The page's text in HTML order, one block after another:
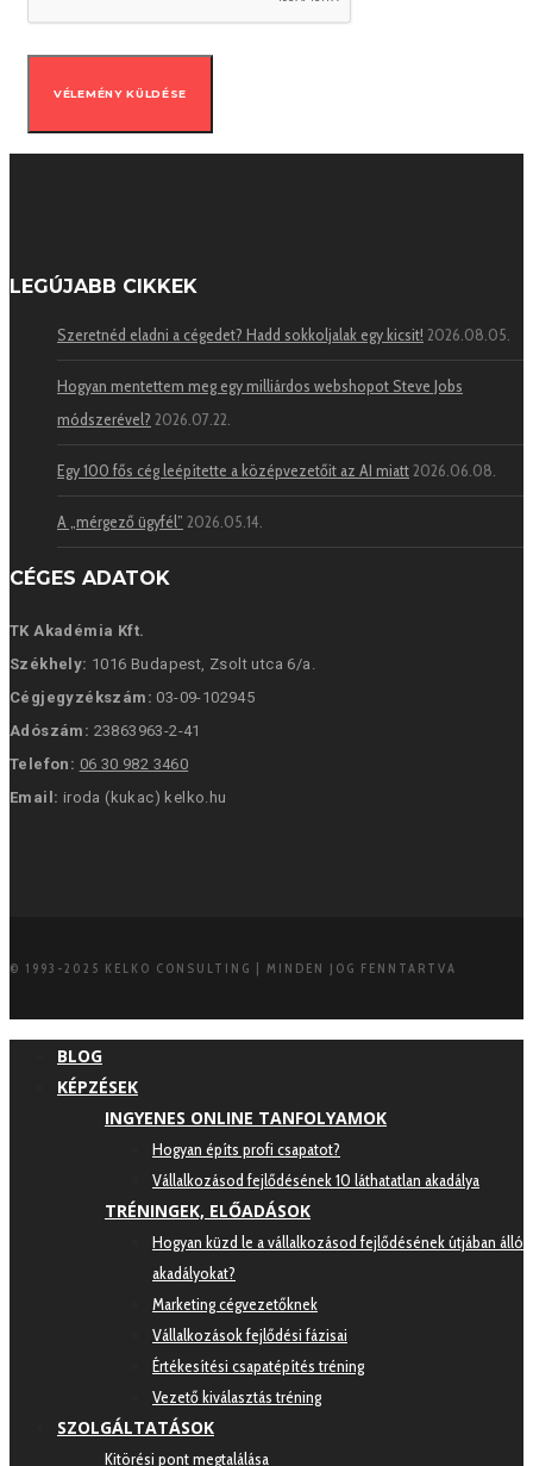
LEGÚJABB CIKKEK
Szeretnéd eladni a cégedet? Hadd sokkoljalak egy kicsit! 2026.08.05.
Hogyan mentettem meg egy milliárdos webshopot Steve Jobs
módszerével? 2026.07.22.
Egy 100 fős cég leépítette a középvezetőit az AI miatt2026.06.08.
A „mérgező ügyfél” 2026.05.14.
CÉGES ADATOK
TK Akadémia Kft.
Székhely: 1016 Budapest, Zsolt utca 6/a.
Cégjegyzékszám: 03-09-102945
Adószám: 23863963-2-41
Telefon: 06 30 982 3460
Email: iroda (kukac) kelko.hu
© 1993-2025 KELKO CONSULTING | MINDEN JOG FENNTARTVA
BLOG
KÉPZÉSEK
INGYENES ONLINE TANFOLYAMOK
Hogyan építs profi csapatot?
Vállalkozásod fejlődésének 10 láthatatlan akadálya
TRÉNINGEK, ELŐADÁSOK
Hogyan küzd le a vállalkozásod fejlődésének útjában álló
akadályokat?
Marketing cégvezetőknek
Vállalkozások fejlődési fázisai
Értékesítési csapatépítés tréning
Vezető kiválasztás tréning
SZOLGÁLTATÁSOK
Kitörési pont megtalálása